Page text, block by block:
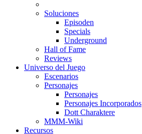
Soluciones
Episoden
Specials
Underground
Hall of Fame
Reviews
Universo del Juego
Escenarios
Personajes
Personajes
Personajes Incorporados
Dott Charaktere
MMM-Wiki
Recursos